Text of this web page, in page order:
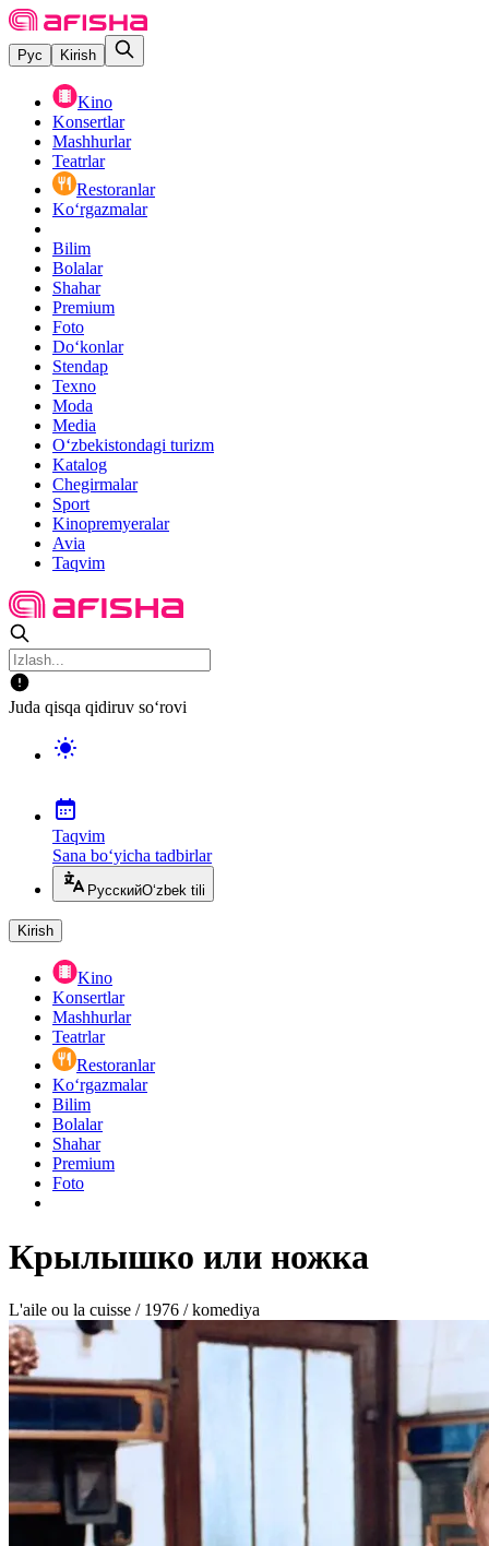
Рус Kirish
Kino
Konsertlar
Mashhurlar
Teatrlar
Restoranlar
Ko‘rgazmalar
Bilim
Bolalar
Shahar
Premium
Foto
Do‘konlar
Stendap
Texno
Moda
Media
O‘zbekistondagi turizm
Katalog
Chegirmalar
Sport
Kinopremyeralar
Avia
Taqvim
Juda qisqa qidiruv so‘rovi
Taqvim
Sana bo‘yicha tadbirlar
РусскийO‘zbek tili
Kirish
Kino
Konsertlar
Mashhurlar
Teatrlar
Restoranlar
Ko‘rgazmalar
Bilim
Bolalar
Shahar
Premium
Foto
Крылышко или ножка
L'aile ou la cuisse / 1976 / komediya